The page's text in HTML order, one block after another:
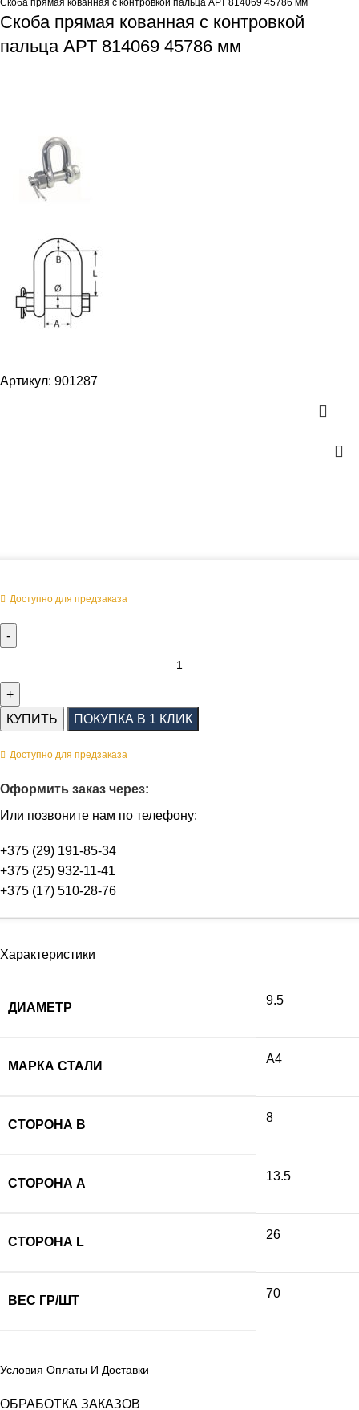
Скоба прямая кованная с контровкой пальца АРТ 814069 45786 мм
Скоба прямая кованная с контровкой
пальца АРТ 814069 45786 мм
Артикул: 901287
Доступно для предзаказа
КУПИТЬ ПОКУПКА В 1 КЛИК
Доступно для предзаказа
Оформить заказ через:
Или позвоните нам по телефону:
+375 (29) 191-85-34
+375 (25) 932-11-41
+375 (17) 510-28-76
Характеристики
ДИАМЕТР
9.5
МАРКА СТАЛИ
А4
СТОРОНА B
8
СТОРОНА А
13.5
СТОРОНА L
26
ВЕС ГР/ШТ
70
Условия Оплаты И Доставки
ОБРАБОТКА ЗАКАЗОВ